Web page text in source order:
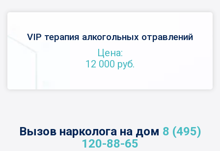
VIP терапия алкогольных отравлений
Цена:
12 000 руб.
Вызов нарколога на дом 8 (495)
120-88-65